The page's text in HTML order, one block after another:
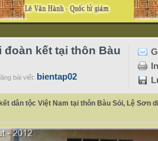
đoàn kết tại thôn Bàu
bài viết: bientap02
dân tộc Việt Nam tại thôn Bàu Sỏi, Lệ Sơn